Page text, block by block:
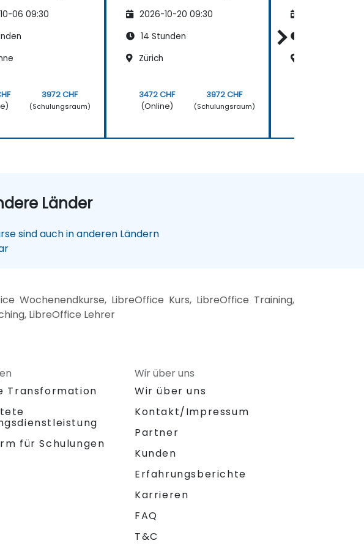
06 09:30
3972 CHF
(Schulungsraum)
2026-10-20 09:30
14 Stunden
Zürich
3472 CHF
(Online)
3972 CHF
(Schulungsraum)
Länder
sind auch in anderen Ländern
Wochenendkurse, LibreOffice Kurs, LibreOffice Training,
LibreOffice Lehrer
Transformation
für Schulungen
Wir über uns
Wir über uns
Kontakt/Impressum
Partner
Kunden
Erfahrungsberichte
Karrieren
FAQ
T&C